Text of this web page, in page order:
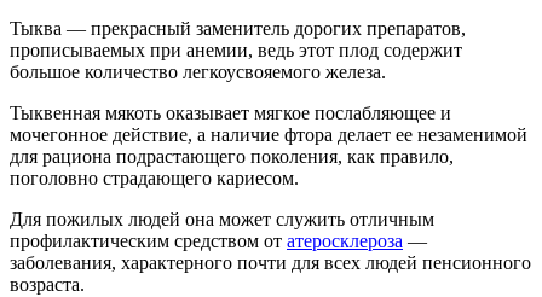
Тыква — прекрасный заменитель дорогих препаратов,
прописываемых при анемии, ведь этот плод содержит
большое количество легкоусвояемого железа.
Тыквенная мякоть оказывает мягкое послабляющее и
мочегонное действие, а наличие фтора делает ее незаменимой
для рациона подрастающего поколения, как правило,
поголовно страдающего кариесом.
Для пожилых людей она может служить отличным
профилактическим средством от атеросклероза —
заболевания, характерного почти для всех людей пенсионного
возраста.